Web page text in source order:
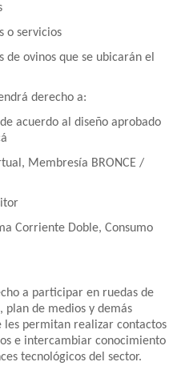
o servicios
ovinos que se ubicarán el
derecho a:
acuerdo al diseño aprobado
Membresía BRONCE /
Corriente Doble, Consumo
a participar en ruedas de
plan de medios y demás
les permitan realizar contactos
e intercambiar conocimiento
tecnológicos del sector.